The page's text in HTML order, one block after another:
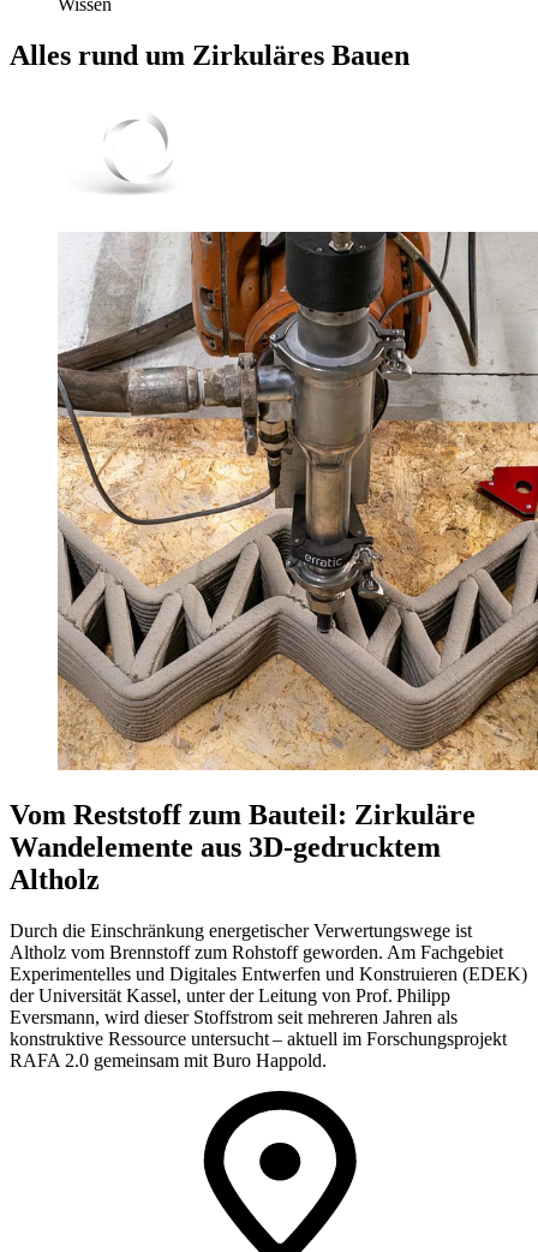
Wissen
Alles rund um Zirkuläres Bauen
Vom Reststoff zum Bauteil: Zirkuläre
Wandelemente aus 3D-gedrucktem
Altholz
Durch die Einschränkung energetischer Verwertungswege ist
Altholz vom Brennstoff zum Rohstoff geworden. Am Fachgebiet
Experimentelles und Digitales Entwerfen und Konstruieren (EDEK)
der Universität Kassel, unter der Leitung von Prof. Philipp
Eversmann, wird dieser Stoffstrom seit mehreren Jahren als
konstruktive Ressource untersucht – aktuell im Forschungsprojekt
RAFA 2.0 gemeinsam mit Buro Happold.